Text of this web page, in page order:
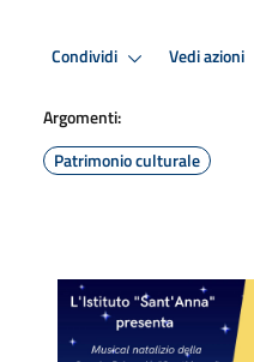
Condividi Vedi azioni
Argomenti:
Patrimonio culturale